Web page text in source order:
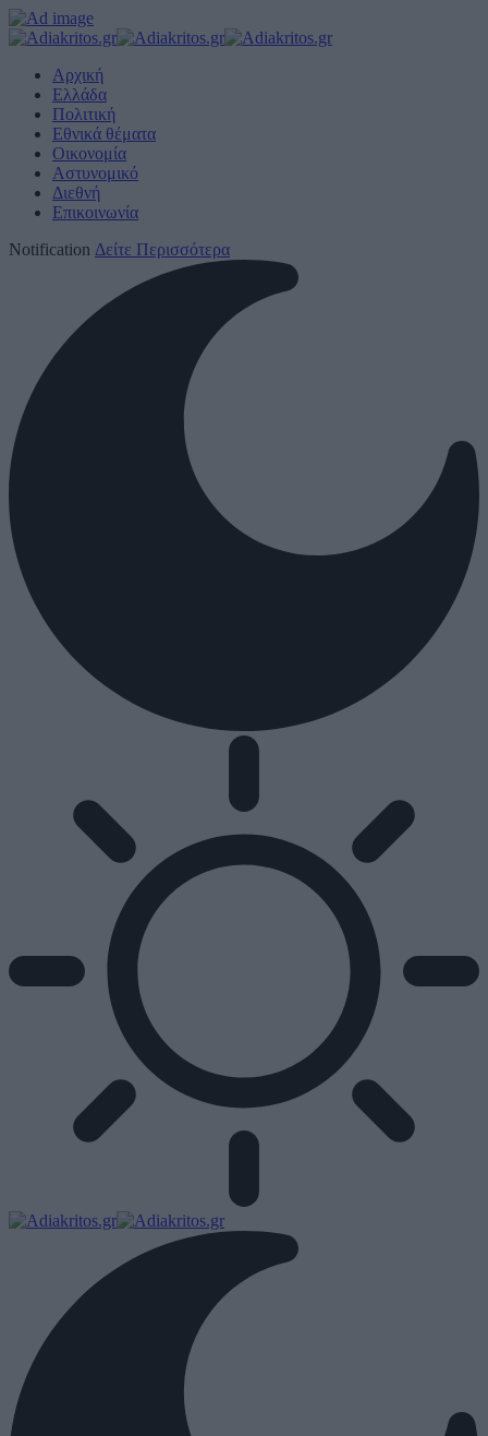
Αρχική
Ελλάδα
Πολιτική
Εθνικά θέματα
Οικονομία
Αστυνομικό
Διεθνή
Επικοινωνία
Notification Δείτε Περισσότερα